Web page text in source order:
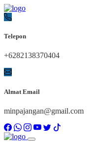
Telepon
+6282138370404
Almat Email
minpajangan@gmail.com